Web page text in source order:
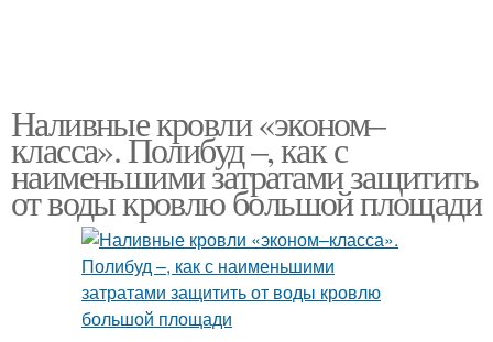
Наливные кровли «эконом–
класса». Полибуд –, как с
наименьшими затратами защитить
от воды кровлю большой площади